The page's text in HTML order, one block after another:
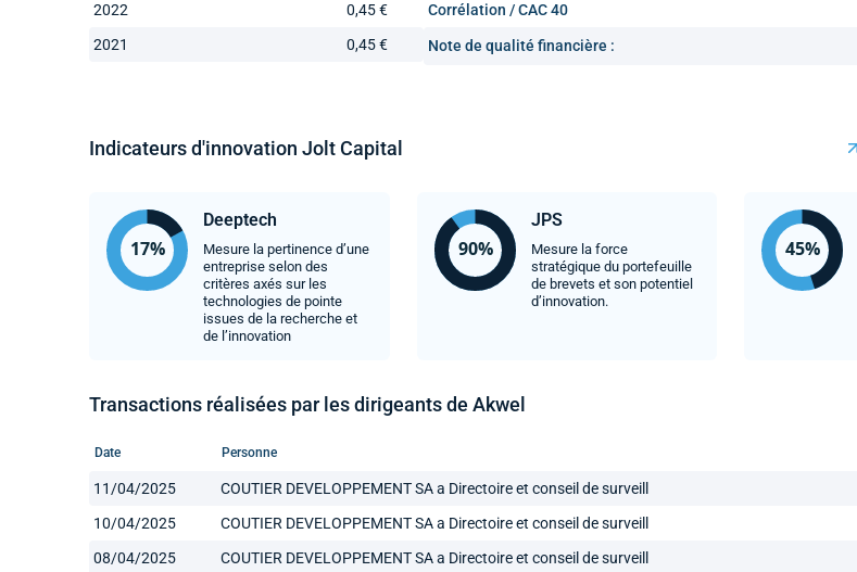
2022
0,45 €
2021
0,45 €
Corrélation / CAC 40
Note de qualité financière :
Indicateurs d'innovation Jolt Capital
Deeptech
Mesure la pertinence d’une
entreprise selon des
critères axés sur les
technologies de pointe
issues de la recherche et
de l’innovation
JPS
Mesure la force
stratégique du portefeuille
de brevets et son potentiel
d’innovation.
Transactions réalisées par les dirigeants de Akwel
Date Personne
11/04/2025 COUTIER DEVELOPPEMENT SA a Directoire et conseil de surveill
10/04/2025
COUTIER DEVELOPPEMENT SA a Directoire et conseil de surveill
08/04/2025
COUTIER DEVELOPPEMENT SA a Directoire et conseil de surveill